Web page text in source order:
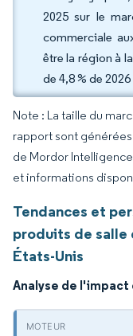
2025 sur le
commerciale
être la région à
de 4,8 % de 2026
Note : La taille du
rapport sont
de Mordor
et informations
Tendances et
produits de salle
États-Unis
Analyse de l'impact